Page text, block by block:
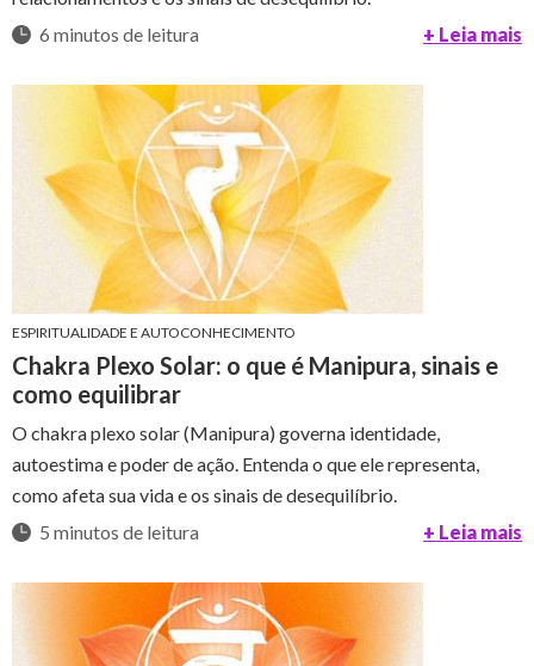
6 minutos de leitura
+ Leia mais
ESPIRITUALIDADE E AUTOCONHECIMENTO
Chakra Plexo Solar: o que é Manipura, sinais e
como equilibrar
O chakra plexo solar (Manipura) governa identidade,
autoestima e poder de ação. Entenda o que ele representa,
como afeta sua vida e os sinais de desequilíbrio.
5 minutos de leitura
+ Leia mais